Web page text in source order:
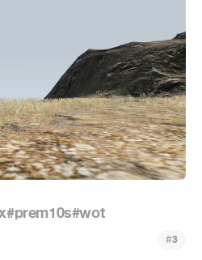
#prem10s#wot
#3